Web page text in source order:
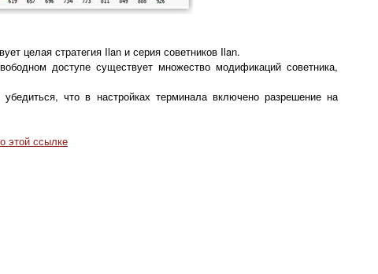
целая стратегия Ilan и серия советников Ilan.
доступе существует множество модификаций советника,
что в настройках терминала включено разрешение на
этой ссылке